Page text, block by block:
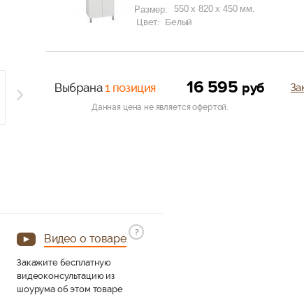
Размер:
550 x 820 x 450 мм.
Цвет:
Белый
Выбрана1 позиция 16 595 руб
Данная цена не является офертой.
Видео о товаре
?
Закажите бесплатную
видеоконсультацию из
шоурума об этом товаре